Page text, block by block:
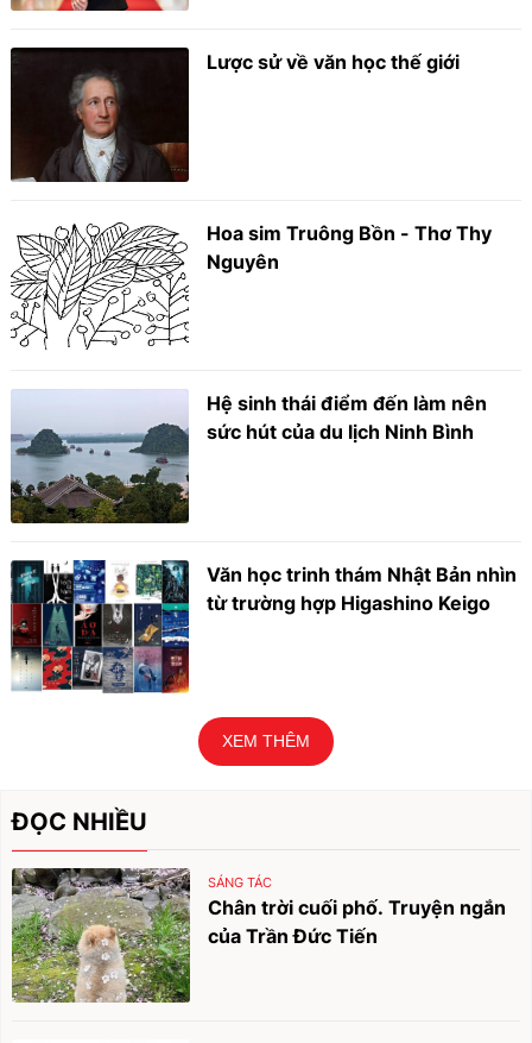
Lược sử về văn học thế giới
Hoa sim Truông Bồn - Thơ Thy
Nguyên
Hệ sinh thái điểm đến làm nên
sức hút của du lịch Ninh Bình
Văn học trinh thám Nhật Bản nhìn
từ trường hợp Higashino Keigo
XEM THÊM
ĐỌC NHIỀU
SÁNG TÁC
Chân trời cuối phố. Truyện ngắn
của Trần Đức Tiến